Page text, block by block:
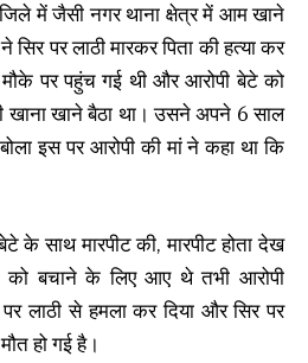
में जैसी नगर थाना क्षेत्र में आम खाने
सिर पर लाठी मारकर पिता की हत्या कर
पर पहुंच गई थी और आरोपी बेटे को
खाना खाने बैठा था। उसने अपने 6 साल
इस पर आरोपी की मां ने कहा था कि
के साथ मारपीट की, मारपीट होता देख
को बचाने के लिए आए थे तभी आरोपी
पर लाठी से हमला कर दिया और सिर पर
हो गई है।